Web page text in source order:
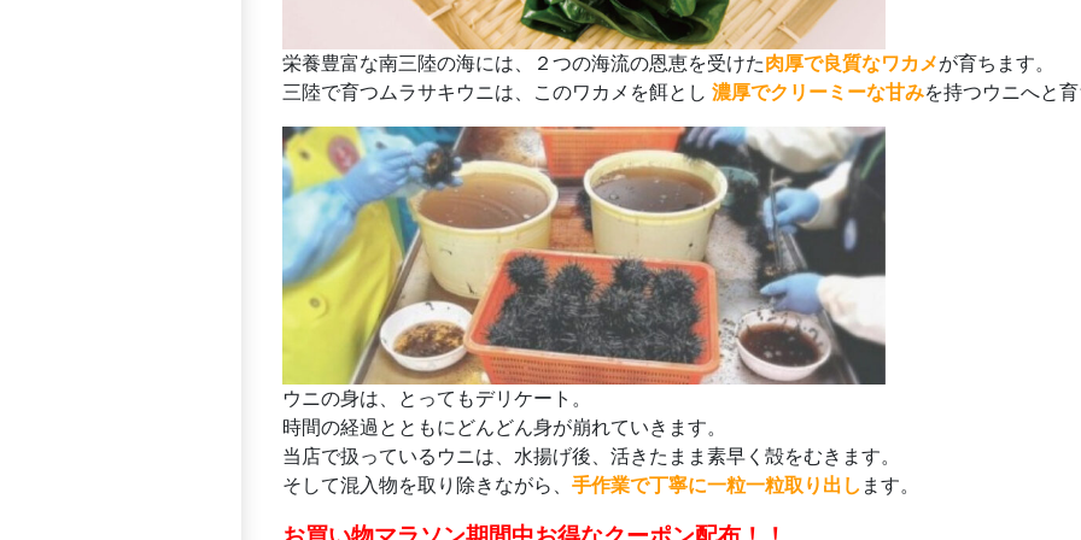
栄養豊富な南三陸の海には、２つの海流の恩恵を受けた肉厚で良質なワカメが育ちます。
三陸で育つムラサキウニは、このワカメを餌とし 濃厚でクリーミーな甘みを持つウニへと
ウニの身は、とってもデリケート。
時間の経過とともにどんどん身が崩れていきます。
当店で扱っているウニは、水揚げ後、活きたまま素早く殻をむきます。
そして混入物を取り除きながら、 手作業で丁寧に一粒一粒取り出し ます。